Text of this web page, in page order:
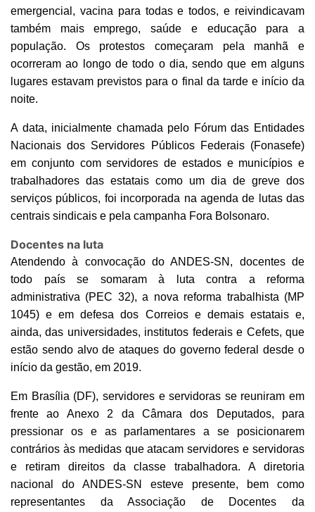
emergencial, vacina para todas e todos, e reivindicavam
também mais emprego, saúde e educação para a
população. Os protestos começaram pela manhã e
ocorreram ao longo de todo o dia, sendo que em alguns
lugares estavam previstos para o final da tarde e início da
noite.
A data, inicialmente chamada pelo Fórum das Entidades
Nacionais dos Servidores Públicos Federais (Fonasefe)
em conjunto com servidores de estados e municípios e
trabalhadores das estatais como um dia de greve dos
serviços públicos, foi incorporada na agenda de lutas das
centrais sindicais e pela campanha Fora Bolsonaro.
Docentes na luta
Atendendo à convocação do ANDES-SN, docentes de
todo país se somaram à luta contra a reforma
administrativa (PEC 32), a nova reforma trabalhista (MP
1045) e em defesa dos Correios e demais estatais e,
ainda, das universidades, institutos federais e Cefets, que
estão sendo alvo de ataques do governo federal desde o
início da gestão, em 2019.
Em Brasília (DF), servidores e servidoras se reuniram em
frente ao Anexo 2 da Câmara dos Deputados, para
pressionar os e as parlamentares a se posicionarem
contrários às medidas que atacam servidores e servidoras
e retiram direitos da classe trabalhadora. A diretoria
nacional do ANDES-SN esteve presente, bem como
representantes da Associação de Docentes da